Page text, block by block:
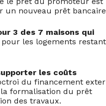
un nouveau prêt
3 des 7 maisons qui
les logements
les coûts
du financement
formalisation du prêt
des travaux.